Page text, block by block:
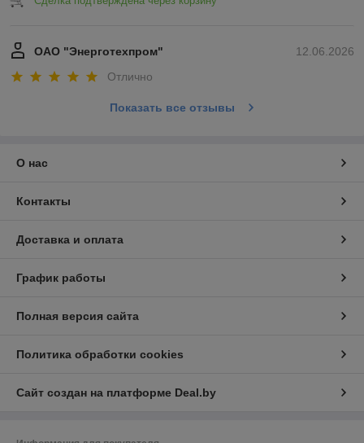
12.06.2026
ОАО "Энерготехпром"
Отлично
Показать все отзывы
О нас
Контакты
Доставка и оплата
График работы
Полная версия сайта
Политика обработки cookies
Сайт создан на платформе Deal.by